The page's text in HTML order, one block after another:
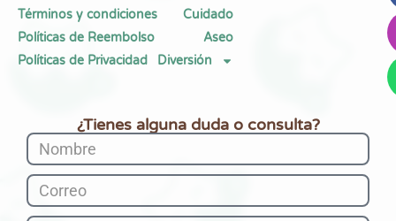
Términos y condiciones
Políticas de Reembolso
Políticas de Privacidad
Cuidado
Aseo
Diversión
¿Tienes alguna duda o consulta?